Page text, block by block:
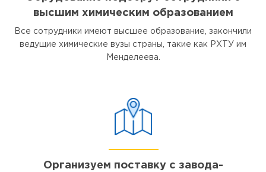
высшим химическим образованием
Все сотрудники имеют высшее образование, закончили
ведущие химические вузы страны, такие как РХТУ им
Менделеева.
Организуем поставку с завода-